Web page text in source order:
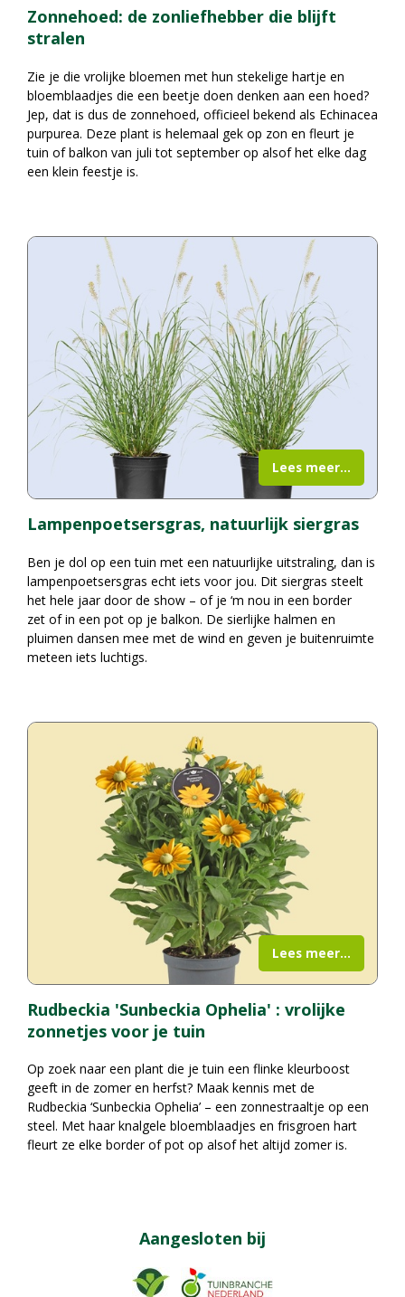
Zonnehoed: de zonliefhebber die blijft
stralen
Zie je die vrolijke bloemen met hun stekelige hartje en
bloemblaadjes die een beetje doen denken aan een hoed?
Jep, dat is dus de zonnehoed, officieel bekend als Echinacea
purpurea. Deze plant is helemaal gek op zon en fleurt je
tuin of balkon van juli tot september op alsof het elke dag
een klein feestje is.
Lampenpoetsersgras, natuurlijk siergras
Ben je dol op een tuin met een natuurlijke uitstraling, dan is
lampenpoetsersgras echt iets voor jou. Dit siergras steelt
het hele jaar door de show – of je ‘m nou in een border
zet of in een pot op je balkon. De sierlijke halmen en
pluimen dansen mee met de wind en geven je buitenruimte
meteen iets luchtigs.
Lees meer...
Rudbeckia 'Sunbeckia Ophelia' : vrolijke
zonnetjes voor je tuin
Op zoek naar een plant die je tuin een flinke kleurboost
geeft in de zomer en herfst? Maak kennis met de
Rudbeckia ‘Sunbeckia Ophelia’ – een zonnestraaltje op een
steel. Met haar knalgele bloemblaadjes en frisgroen hart
fleurt ze elke border of pot op alsof het altijd zomer is.
Lees meer...
Aangesloten bij